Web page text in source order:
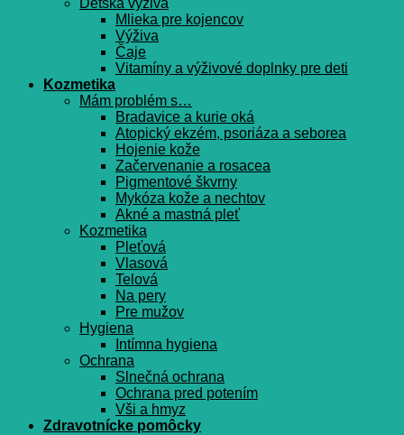
Detská výživa
Mlieka pre kojencov
Výživa
Čaje
Vitamíny a výživové doplnky pre deti
Kozmetika
Mám problém s…
Bradavice a kurie oká
Atopický ekzém, psoriáza a seborea
Hojenie kože
Začervenanie a rosacea
Pigmentové škvrny
Mykóza kože a nechtov
Akné a mastná pleť
Kozmetika
Pleťová
Vlasová
Telová
Na pery
Pre mužov
Hygiena
Intímna hygiena
Ochrana
Slnečná ochrana
Ochrana pred potením
Vši a hmyz
Zdravotnícke pomôcky